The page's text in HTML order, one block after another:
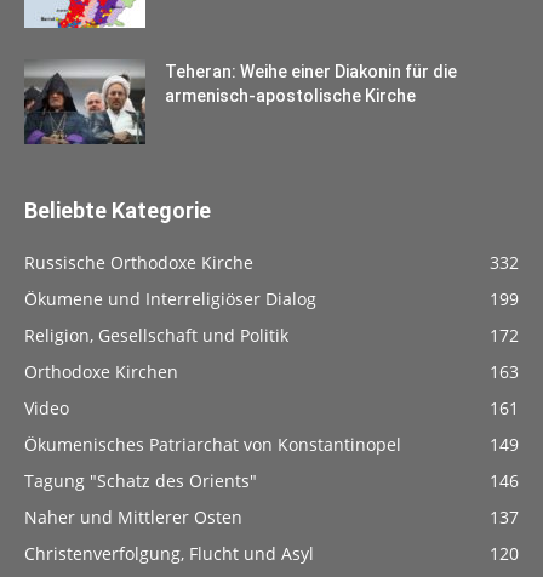
Teheran: Weihe einer Diakonin für die
armenisch-apostolische Kirche
Beliebte Kategorie
Russische Orthodoxe Kirche
332
Ökumene und Interreligiöser Dialog
199
Religion, Gesellschaft und Politik
172
Orthodoxe Kirchen
163
Video
161
Ökumenisches Patriarchat von Konstantinopel
149
Tagung "Schatz des Orients"
146
Naher und Mittlerer Osten
137
Christenverfolgung, Flucht und Asyl
120